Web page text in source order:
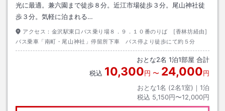
光に最適。兼六園まで徒歩８分。近江市場徒歩３分。尾山神社徒
歩３分。気軽に泊まれる…
アクセス： 金沢駅東口バス乗り場８．９．１０番のりば [香林坊経由]
バス乗車「南町・尾山神社」停留所下車 バス停より徒歩にて約５分
おとな2名 1泊1部屋 合計
税込 10,300円 〜 24,000円
おとな1名 (2名1室)｜ 1泊
税込 5,150円〜12,000円